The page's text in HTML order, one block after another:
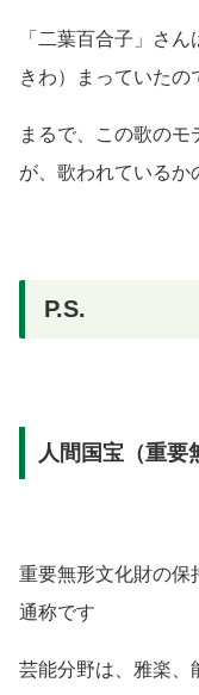
「二葉百合子」さ
きわ）
まっていたの
まるで、この歌のモ
が、歌われているか
P.S.
人間国宝（重要
重要無形文化財の保
通称です
芸能分野は、雅楽、